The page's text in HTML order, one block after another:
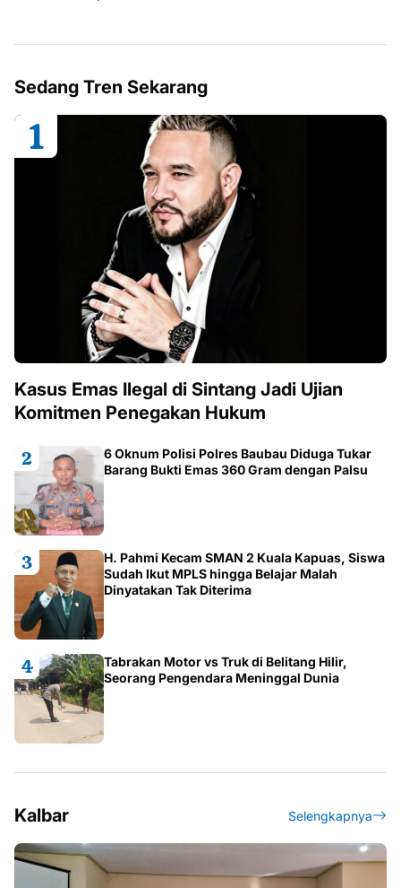
Sedang Tren Sekarang
Kasus Emas Ilegal di Sintang Jadi Ujian
Komitmen Penegakan Hukum
6 Oknum Polisi Polres Baubau Diduga Tukar
Barang Bukti Emas 360 Gram dengan Palsu
H. Pahmi Kecam SMAN 2 Kuala Kapuas, Siswa
Sudah Ikut MPLS hingga Belajar Malah
Dinyatakan Tak Diterima
Tabrakan Motor vs Truk di Belitang Hilir,
Seorang Pengendara Meninggal Dunia
Kalbar Selengkapnya